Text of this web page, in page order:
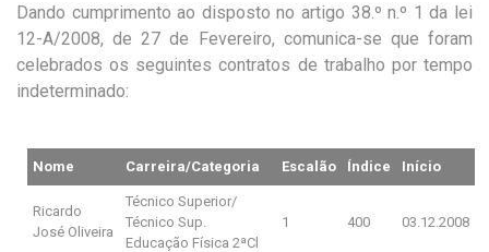
Dando cumprimento ao disposto no artigo 38.º n.º 1 da lei
12-A/2008, de 27 de Fevereiro, comunica-se que foram
celebrados os seguintes contratos de trabalho por tempo
indeterminado:
Nome Carreira/Categoria Escalão Índice Início
Ricardo
José Oliveira
Técnico Superior/
Técnico Sup.
Educação Física 2ªCl
1 400 03.12.2008